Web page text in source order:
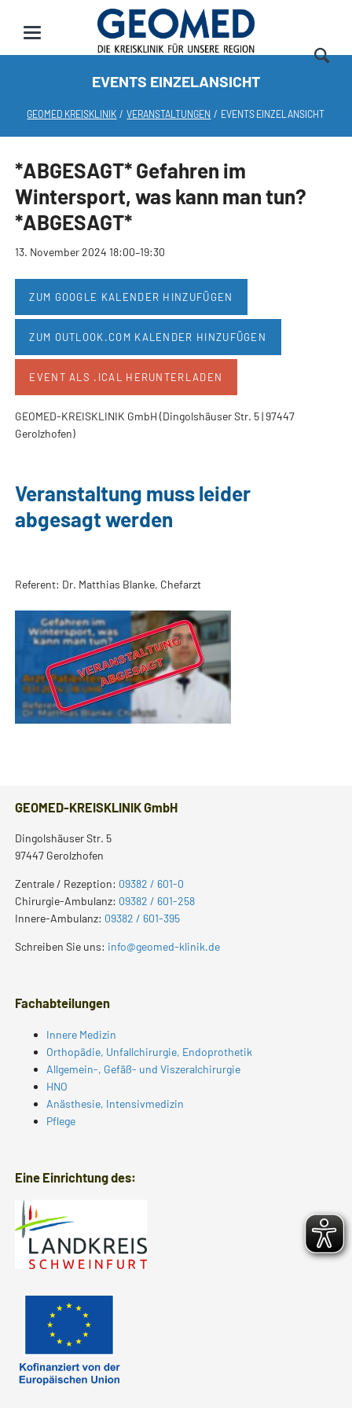
EVENTS EINZELANSICHT
GEOMED KREISKLINIK VERANSTALTUNGEN EVENTS EINZELANSICHT
*ABGESAGT* Gefahren im
Wintersport, was kann man tun?
*ABGESAGT*
13. November 2024 18:00–19:30
ZUM GOOGLE KALENDER HINZUFÜGEN
ZUM OUTLOOK.COM KALENDER HINZUFÜGEN
EVENT ALS .ICAL HERUNTERLADEN
GEOMED-KREISKLINIK GmbH (Dingolshäuser Str. 5 | 97447
Gerolzhofen)
Veranstaltung muss leider
abgesagt werden
Referent: Dr. Matthias Blanke, Chefarzt
GEOMED-KREISKLINIK GmbH
Dingolshäuser Str. 5
97447 Gerolzhofen
Zentrale / Rezeption: 09382 / 601-0
Chirurgie-Ambulanz: 09382 / 601-258
Innere-Ambulanz: 09382 / 601-395
Schreiben Sie uns: info@geomed-klinik.de
Fachabteilungen
Innere Medizin
Orthopädie, Unfallchirurgie, Endoprothetik
Allgemein-, Gefäß- und Viszeralchirurgie
HNO
Anästhesie, Intensivmedizin
Pflege
Eine Einrichtung des: